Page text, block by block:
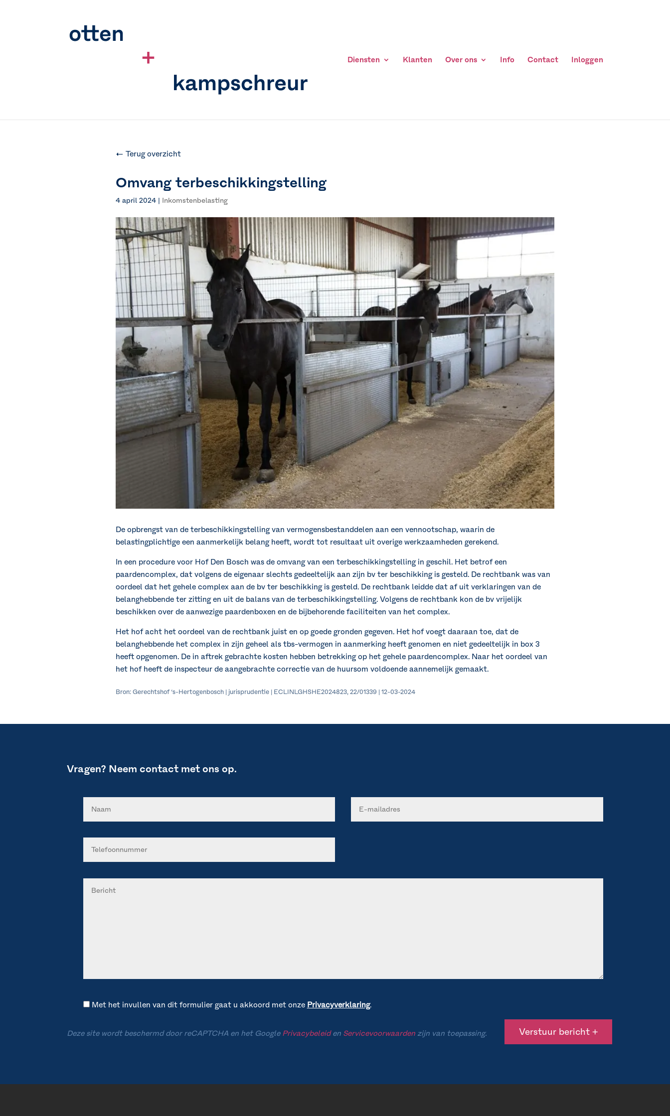
Diensten Klanten Over ons Info Contact Inloggen
← Terug overzicht
Omvang terbeschikkingstelling
4 april 2024 | Inkomstenbelasting
De opbrengst van de terbeschikkingstelling van vermogensbestanddelen aan een vennootschap, waarin de
belastingplichtige een aanmerkelijk belang heeft, wordt tot resultaat uit overige werkzaamheden gerekend.
In een procedure voor Hof Den Bosch was de omvang van een terbeschikkingstelling in geschil. Het betrof een
paardencomplex, dat volgens de eigenaar slechts gedeeltelijk aan zijn bv ter beschikking is gesteld. De rechtbank was van
oordeel dat het gehele complex aan de bv ter beschikking is gesteld. De rechtbank leidde dat af uit verklaringen van de
belanghebbende ter zitting en uit de balans van de terbeschikkingstelling. Volgens de rechtbank kon de bv vrijelijk
beschikken over de aanwezige paardenboxen en de bijbehorende faciliteiten van het complex.
Het hof acht het oordeel van de rechtbank juist en op goede gronden gegeven. Het hof voegt daaraan toe, dat de
belanghebbende het complex in zijn geheel als tbs-vermogen in aanmerking heeft genomen en niet gedeeltelijk in box 3
heeft opgenomen. De in aftrek gebrachte kosten hebben betrekking op het gehele paardencomplex. Naar het oordeel van
het hof heeft de inspecteur de aangebrachte correctie van de huursom voldoende aannemelijk gemaakt.
Bron: Gerechtshof ‘s-Hertogenbosch | jurisprudentie | ECLINLGHSHE2024823, 22/01339 | 12-03-2024
Vragen? Neem contact met ons op.
Met het invullen van dit formulier gaat u akkoord met onze Privacyverklaring.
Deze site wordt beschermd door reCAPTCHA en het Google Privacybeleiden Servicevoorwaarden zijn van toepassing.